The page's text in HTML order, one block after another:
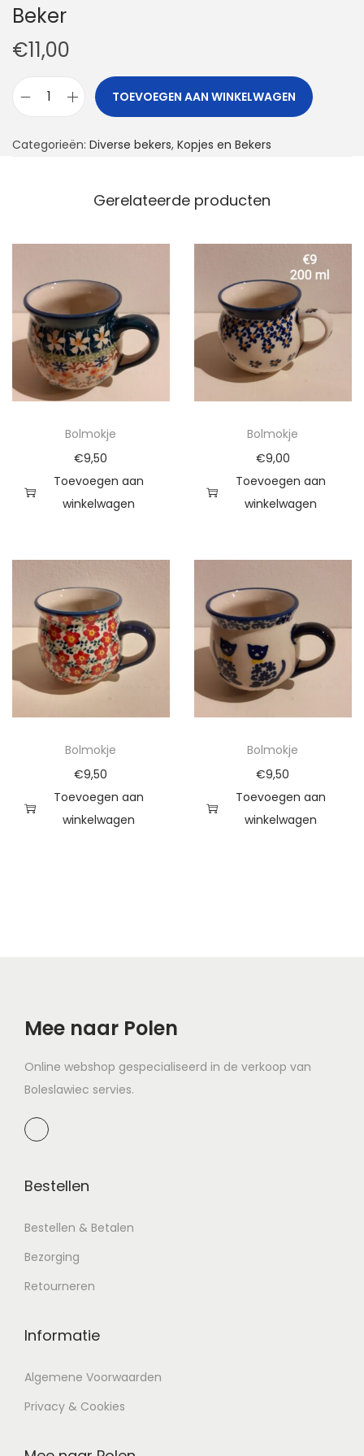
Beker
€11,00
k
a
t
a
l
TOEVOEGEN AAN WINKELWAGEN
Categorieën: Diverse bekers, Kopjes en Bekers
Gerelateerde producten
Bolmokje
€9,50
Toevoegen aan
winkelwagen
Bolmokje
€9,00
Toevoegen aan
winkelwagen
Bolmokje
€9,50
Toevoegen aan
winkelwagen
Bolmokje
€9,50
Toevoegen aan
winkelwagen
Mee naar Polen
Online webshop gespecialiseerd in de verkoop van
Boleslawiec servies.
Bestellen
Bestellen & Betalen
Bezorging
Retourneren
Informatie
Algemene Voorwaarden
Privacy & Cookies